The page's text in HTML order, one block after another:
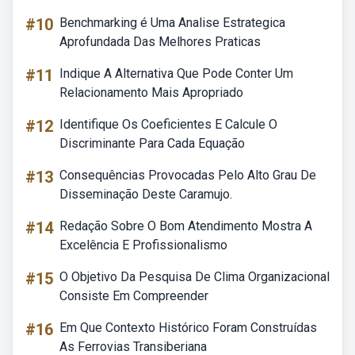
#10 Benchmarking é Uma Analise Estrategica
Aprofundada Das Melhores Praticas
#11
Indique A Alternativa Que Pode Conter Um
Relacionamento Mais Apropriado
#12 Identifique Os Coeficientes E Calcule O
Discriminante Para Cada Equação
#13 Consequências Provocadas Pelo Alto Grau De
Disseminação Deste Caramujo.
#14 Redação Sobre O Bom Atendimento Mostra A
Excelência E Profissionalismo
#15 O Objetivo Da Pesquisa De Clima Organizacional
Consiste Em Compreender
#16 Em Que Contexto Histórico Foram Construídas
As Ferrovias Transiberiana